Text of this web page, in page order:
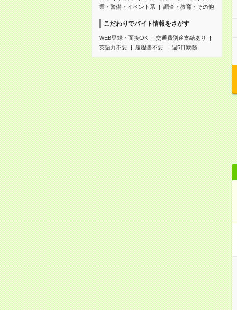
業・警備・イベント系
調査・教育・その他
こだわりでバイト情報をさがす
WEB登録・面接OK
交通費別途支給あり
英語力不要
履歴書不要 週5日勤務